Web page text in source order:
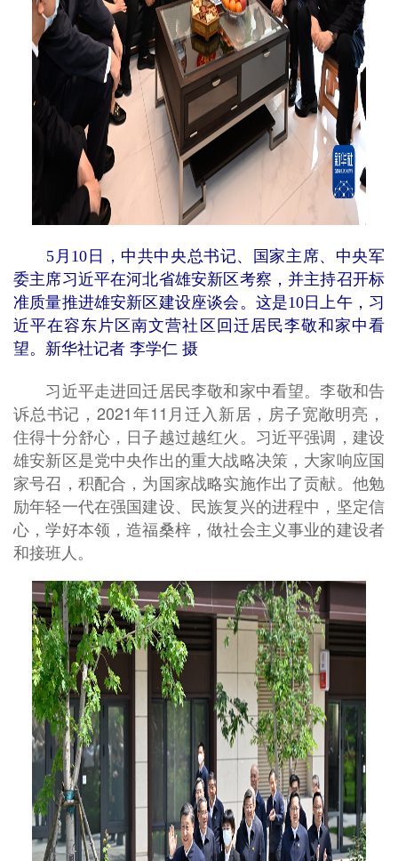
5月10日，中共中央总书记、国家主席、中央军
委主席习近平在河北省雄安新区考察，并主持召开标
准质量推进雄安新区建设座谈会。这是10日上午，习
近平在容东片区南文营社区回迁居民李敬和家中看
望。新华社记者 李学仁 摄
习近平走进回迁居民李敬和家中看望。李敬和告
诉总书记，2021年11月迁入新居，房子宽敞明亮，
住得十分舒心，日子越过越红火。习近平强调，建设
雄安新区是党中央作出的重大战略决策，大家响应国
家号召，积配合，为国家战略实施作出了贡献。他勉
励年轻一代在强国建设、民族复兴的进程中，坚定信
心，学好本领，造福桑梓，做社会主义事业的建设者
和接班人。